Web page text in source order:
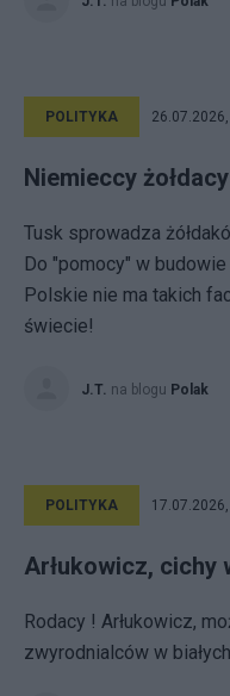
POLITYKA
Niemieccy
Tusk sprowadza
Do "pomocy" w
Polskie nie ma takich
świecie!
J.T. na blogu Polak
POLITYKA
Arłukowicz, cichy
Rodacy ! Arłukowicz,
zwyrodnialców w